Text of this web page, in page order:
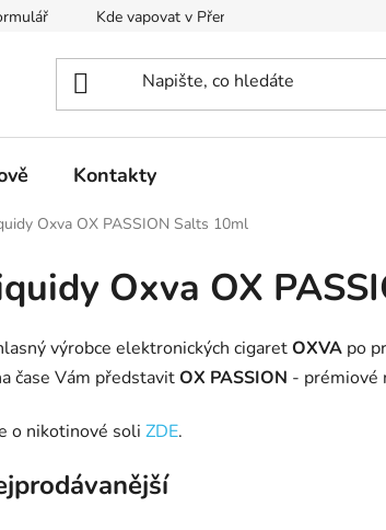
Kde vapovat v Přerově?
Kontakty
Oxva OX PASSION Salts 10ml
Oxva OX
výrobce elektronických cigaretOXVA po
čase Vám představitOX PASSION - prémiové
o nikotinové soli ZDE.